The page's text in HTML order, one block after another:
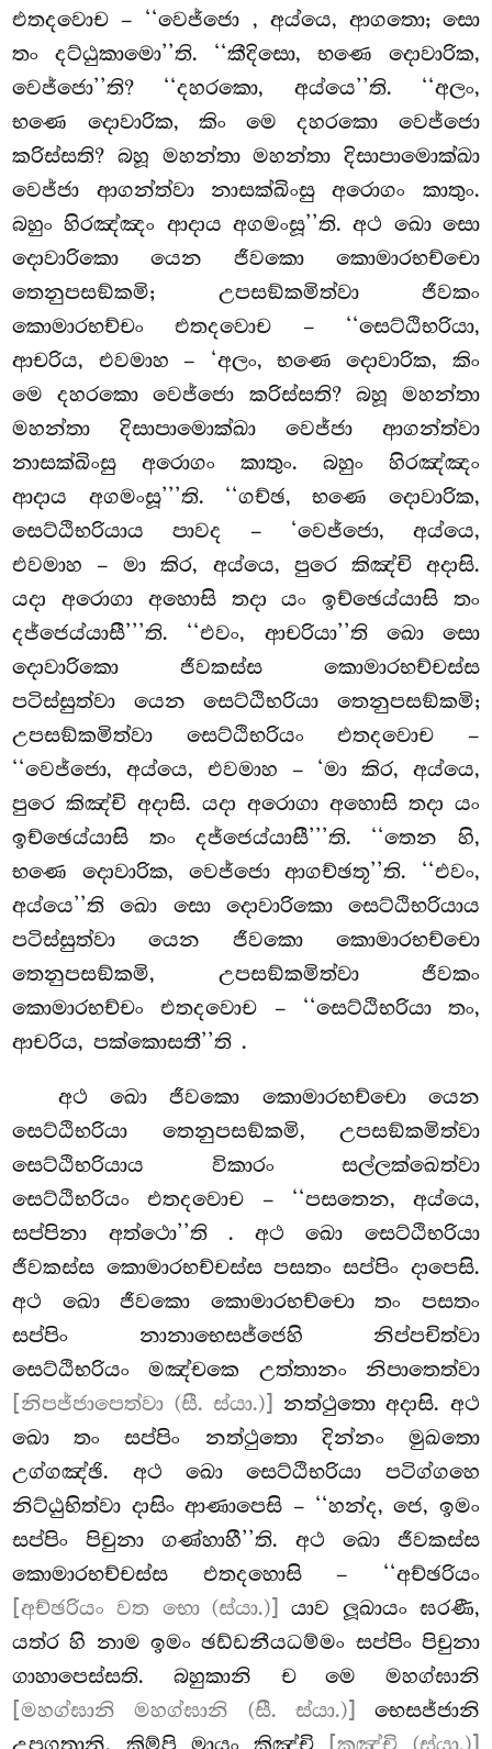
එතදවොච – ‘‘වෙජ්ජො , අය්යෙ, ආගතො; සො
තං දට්ඨුකාමො’’ති. ‘‘කීදිසො, භණෙ දොවාරික,
වෙජ්ජො’’ති? ‘‘දහරකො, අය්යෙ’’ති. ‘‘අලං,
භණෙ දොවාරික, කිං මෙ දහරකො වෙජ්ජො
කරිස්සති? බහූ මහන්තා මහන්තා දිසාපාමොක්ඛා
වෙජ්ජා ආගන්ත්වා නාසක්ඛිංසු අරොගං කාතුං.
බහුං හිරඤ්ඤං ආදාය අගමංසූ’’ති. අථ ඛො සො
දොවාරිකො යෙන ජීවකො කොමාරභච්චො
තෙනුපසඞ්කමි; උපසඞ්කමිත්වා ජීවකං
කොමාරභච්චං එතදවොච – ‘‘සෙට්ඨිභරියා,
ආචරිය, එවමාහ – ‘අලං, භණෙ දොවාරික, කිං
මෙ දහරකො වෙජ්ජො කරිස්සති? බහූ මහන්තා
මහන්තා දිසාපාමොක්ඛා වෙජ්ජා ආගන්ත්වා
නාසක්ඛිංසු අරොගං කාතුං. බහුං හිරඤ්ඤං
ආදාය අගමංසූ’’’ති. ‘‘ගච්ඡ, භණෙ දොවාරික,
සෙට්ඨිභරියාය පාවද – ‘වෙජ්ජො, අය්යෙ,
එවමාහ – මා කිර, අය්යෙ, පුරෙ කිඤ්චි අදාසි.
යදා අරොගා අහොසි තදා යං ඉච්ඡෙය්යාසි තං
දජ්ජෙය්යාසී’’’ති. ‘‘එවං, ආචරියා’’ති ඛො සො
දොවාරිකො ජීවකස්ස කොමාරභච්චස්ස
පටිස්සුත්වා යෙන සෙට්ඨිභරියා තෙනුපසඞ්කමි;
උපසඞ්කමිත්වා සෙට්ඨිභරියං එතදවොච –
‘‘වෙජ්ජො, අය්යෙ, එවමාහ – ‘මා කිර, අය්යෙ,
පුරෙ කිඤ්චි අදාසි. යදා අරොගා අහොසි තදා යං
ඉච්ඡෙය්යාසි තං දජ්ජෙය්යාසී’’’ති. ‘‘තෙන හි,
භණෙ දොවාරික, වෙජ්ජො ආගච්ඡතූ’’ති. ‘‘එවං,
අය්යෙ’’ති ඛො සො දොවාරිකො සෙට්ඨිභරියාය
පටිස්සුත්වා යෙන ජීවකො කොමාරභච්චො
තෙනුපසඞ්කමි, උපසඞ්කමිත්වා ජීවකං
කොමාරභච්චං එතදවොච – ‘‘සෙට්ඨිභරියා තං,
ආචරිය, පක්කොසතී’’ති.
අථ ඛො ජීවකො කොමාරභච්චො යෙන
සෙට්ඨිභරියා තෙනුපසඞ්කමි, උපසඞ්කමිත්වා
සෙට්ඨිභරියාය විකාරං සල්ලක්ඛෙත්වා
සෙට්ඨිභරියං එතදවොච – ‘‘පසතෙන, අය්යෙ,
සප්පිනා අත්ථො’’ති . අථ ඛො සෙට්ඨිභරියා
ජීවකස්ස කොමාරභච්චස්ස පසතං සප්පිං දාපෙසි.
අථ ඛො ජීවකො කොමාරභච්චො තං පසතං
සප්පිං නානාභෙසජ්ජෙහි නිප්පචිත්වා
සෙට්ඨිභරියං මඤ්චකෙ උත්තානං නිපාතෙත්වා
[නිපජ්ජාපෙත්වා (සී. ස්යා.)]
නත්ථුතො අදාසි. අථ
ඛො තං සප්පිං නත්ථුතො දින්නං මුඛතො
උග්ගඤ්ඡි. අථ ඛො සෙට්ඨිභරියා පටිග්ගහෙ
නිට්ඨුභිත්වා දාසිං ආණාපෙසි – ‘‘හන්ද, ජෙ, ඉමං
සප්පිං පිචුනා ගණ්හාහී’’ති. අථ ඛො ජීවකස්ස
කොමාරභච්චස්ස එතදහොසි – ‘‘අච්ඡරියං
[අච්ඡරියං වත භො (ස්යා.)]
යාව ලූඛායං ඝරණී,
යත්ර හි නාම ඉමං ඡඩ්ඩනීයධම්මං සප්පිං පිචුනා
ගාහාපෙස්සති. බහුකානි ච මෙ මහග්ඝානි
[මහග්ඝානි මහග්ඝානි (සී. ස්යා.)]
භෙසජ්ජානි